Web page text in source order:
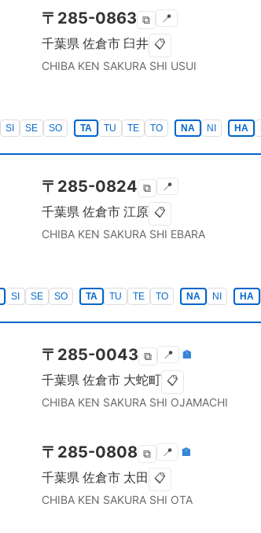
〒 285-0863 ⧉ 📍
千葉県 佐倉市 臼井 📋
CHIBA KEN SAKURA SHI USUI
SI SE SO TA TU TE TO NA NI HA
〒 285-0824 ⧉ 📍
千葉県 佐倉市 江原 📋
CHIBA KEN SAKURA SHI EBARA
SI SE SO TA TU TE TO NA NI HA
〒 285-0043 ⧉ 📍 🏣
千葉県 佐倉市 大蛇町 📋
CHIBA KEN SAKURA SHI OJAMACHI
〒 285-0808 ⧉ 📍 🏣
千葉県 佐倉市 太田 📋
CHIBA KEN SAKURA SHI OTA